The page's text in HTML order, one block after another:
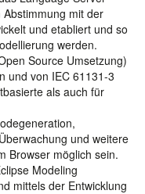
Abstimmung mit der
und etabliert und so
werden.
Source Umsetzung)
und von IEC 61131-3
als auch für
und weitere
Browser möglich sein.
Modeling
mittels der Entwicklung